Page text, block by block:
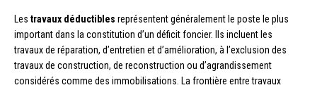
Les travaux déductibles représentent généralement le poste le plus
important dans la constitution d’un déficit foncier. Ils incluent les
travaux de réparation, d’entretien et d’amélioration, à l’exclusion des
travaux de construction, de reconstruction ou d’agrandissement
considérés comme des immobilisations. La frontière entre travaux